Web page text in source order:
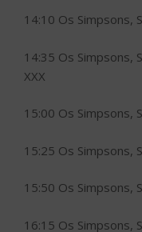
14:10 Os Simpsons,
14:35 Os Simpsons,
XXX
15:00 Os Simpsons,
15:25 Os Simpsons,
15:50 Os Simpsons,
16:15 Os Simpsons,